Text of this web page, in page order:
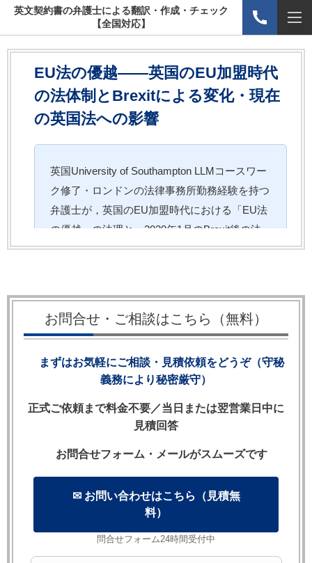
英文契約書の弁護士による翻訳・作成・チェック
【全国対応】
EU法の優越——英国のEU加盟時代
の法体制とBrexitによる変化・現在
の英国法への影響
英国University of Southampton LLMコースワー
ク修了・ロンドンの法律事務所勤務経験を持つ
弁護士が，英国のEU加盟時代における「EU法
の優越」の法理と，2020年1月のBrexit後の法
体制の変化を解説します。European Court of
務的観点から解説します。
1. EU法の優越とは何か——英国加盟時代の法体制
係
Rulings
4. EU Competition Law（競争法）——企業間取引への
5. Exclusive Distributorship（独占的販売店契約）と競
お問合せ・ご相談はこちら（無料）
まずはお気軽にご相談・見積依頼をどうぞ（守秘
義務により秘密厳守）
正式ご依頼まで料金不要／当日または翌営業日中に
見積回答
お問合せフォーム・メールがスムーズです
✉ お問い合わせはこちら（見積無
料）
問合せフォーム24時間受付中